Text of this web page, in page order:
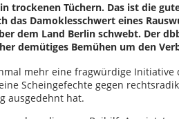
trockenen Tüchern. Das ist die
das Damoklesschwert eines
dem Land Berlin schwebt. Der
demütiges Bemühen um den
mehr eine fragwürdige Initiative
Scheingefechte gegen
ausgedehnt hat.